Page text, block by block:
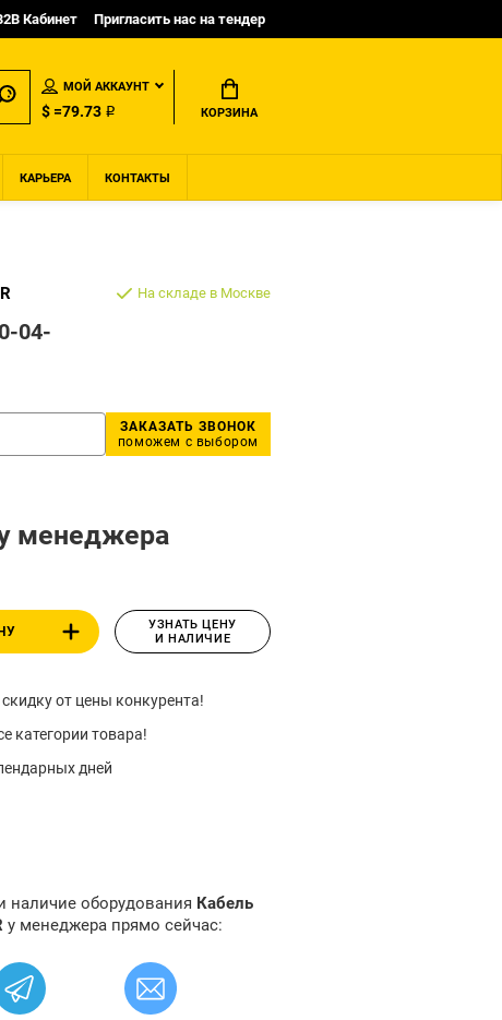
Кабинет Пригласить нас на тендер
МОЙ АККАУНТ
$ =79.73 ₽ КОРЗИНА
КАРЬЕРА КОНТАКТЫ
04-
На складе в Москве
ЗАКАЗАТЬ ЗВОНОК
поможем с выбором
менеджера
УЗНАТЬ ЦЕНУ
И НАЛИЧИЕ
от цены конкурента!
категории товара!
дней
наличие оборудования Кабель
у менеджера прямо сейчас: